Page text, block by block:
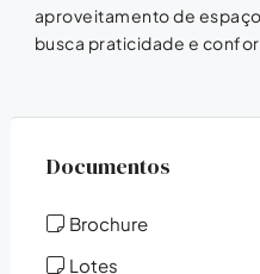
aproveitamento de
busca praticidade e
Documentos
Brochure
Lotes